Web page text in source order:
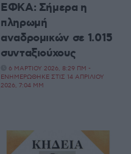
ΕΦΚΑ: Σήμερα η
πληρωμή
αναδρομικών σε 1.015
συνταξιούχους
6 ΜΑΡΤΊΟΥ 2026, 8:29 ΠΜ -
ΕΝΗΜΕΡΏΘΗΚΕ ΣΤΙΣ 14 ΑΠΡΙΛΊΟΥ
2026, 7:04 ΜΜ